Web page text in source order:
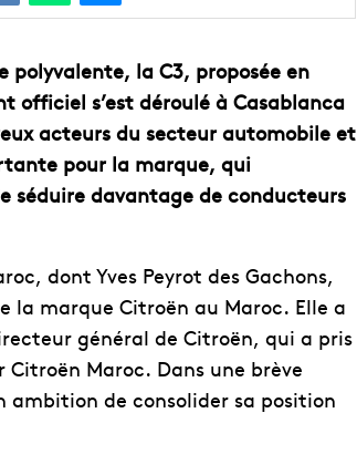
la C3, proposée en
officiel s’est déroulé à Casablanca
acteurs du secteur automobile et
pour la marque, qui
séduire davantage de conducteurs
dont Yves Peyrot des Gachons,
marque Citroën au Maroc. Elle a
général de Citroën, qui a pris
Maroc. Dans une brève
de consolider sa position